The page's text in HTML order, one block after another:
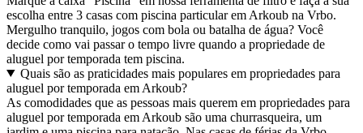
escolha entre 3 casas com piscina particular em Arkoub na Vrbo.
Mergulho tranquilo, jogos com bola ou batalha de água? Você
decide como vai passar o tempo livre quando a propriedade de
aluguel por temporada tem piscina.
Quais são as praticidades mais populares em propriedades para
aluguel por temporada em Arkoub?
As comodidades que as pessoas mais querem em propriedades para
aluguel por temporada em Arkoub são uma churrasqueira, um